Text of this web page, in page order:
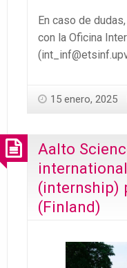
En caso de
con la Oficina
15 enero, 2025
Aalto
(internship)
(Finland)